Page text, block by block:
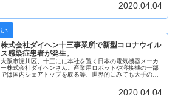
2020.04.04
株式会社ダイヘン十三事業所で新型コロナウイル
ス感染症患者が発生。
大阪市淀川区、十三にに本社を置く日本の電気機器メーカ
ー株式会社ダイヘンさん。産業用ロボットや溶接機の一部
では国内シェアトップを取る等、世界的にみても大手の一
2020.04.04